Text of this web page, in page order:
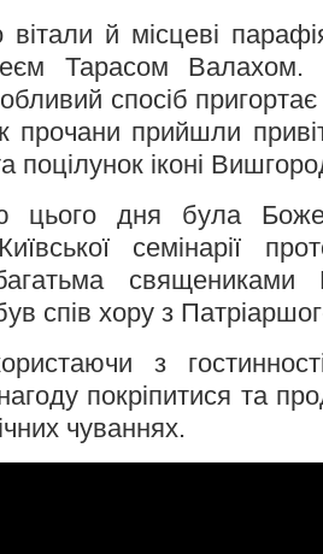
й місцеві
Тарасом Валахом.
спосіб пригортає
прочани прийшли
поцілунок іконі
цього дня була
семінарії
священиками
спів хору з
з
покріпитися та
чуваннях.